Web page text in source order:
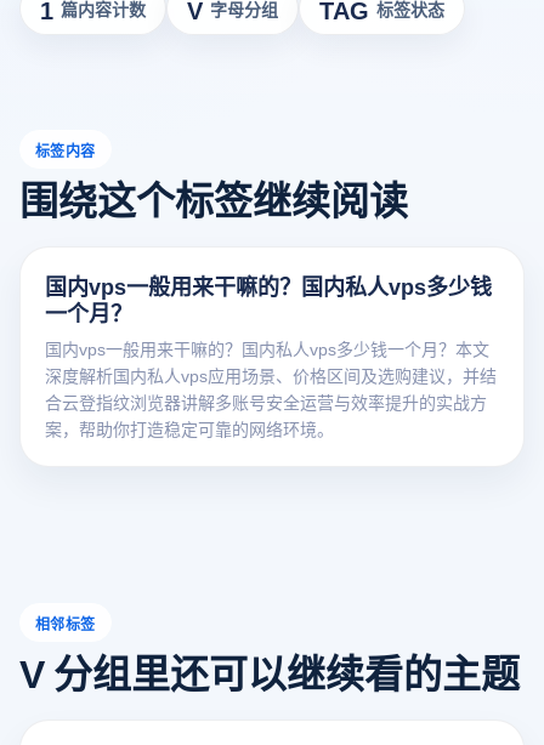
1 篇内容计数 V 字母分组 TAG 标签状态
标签内容
围绕这个标签继续阅读
国内vps一般用来干嘛的？国内私人vps多少钱
一个月？
国内vps一般用来干嘛的？国内私人vps多少钱一个月？本文
深度解析国内私人vps应用场景、价格区间及选购建议，并结
合云登指纹浏览器讲解多账号安全运营与效率提升的实战方
案，帮助你打造稳定可靠的网络环境。
相邻标签
V 分组里还可以继续看的主题